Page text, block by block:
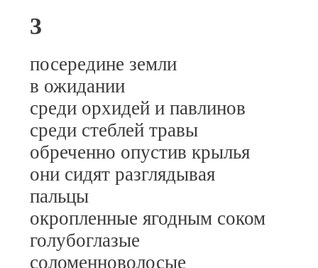
3
посередине земли
в ожидании
среди орхидей и павлинов
среди стеблей травы
обреченно опустив крылья
они сидят разглядывая
пальцы
окропленные ягодным соком
голубоглазые
соломенноволосые